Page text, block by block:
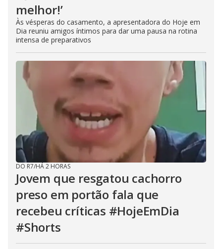
melhor!’
Às vésperas do casamento, a apresentadora do Hoje em
Dia reuniu amigos íntimos para dar uma pausa na rotina
intensa de preparativos
DO R7/HÁ 2 HORAS
Jovem que resgatou cachorro
preso em portão fala que
recebeu críticas #HojeEmDia
#Shorts